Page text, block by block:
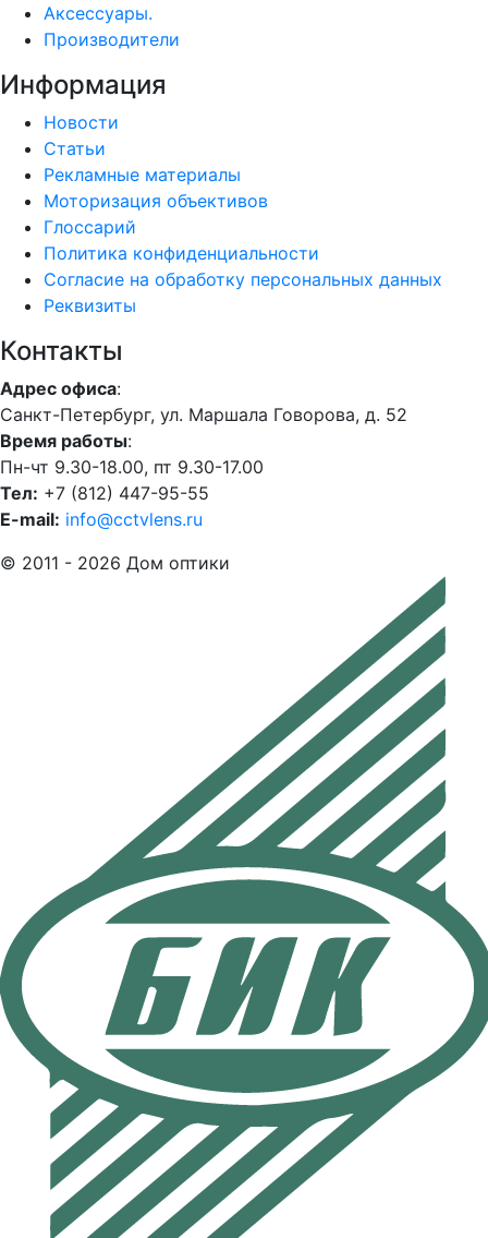
Аксессуары.
Производители
Информация
Новости
Статьи
Рекламные материалы
Моторизация объективов
Глоссарий
Политика конфиденциальности
Согласие на обработку персональных данных
Реквизиты
Контакты
Адрес офиса:
Санкт-Петербург, ул. Маршала Говорова, д. 52
Время работы:
Пн-чт 9.30-18.00, пт 9.30-17.00
Тел: +7 (812) 447-95-55
E-mail: info@cctvlens.ru
© 2011 - 2026 Дом оптики